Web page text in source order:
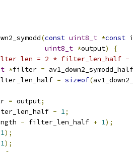
(const uint8_t *const
uint8_t *output)
{
len = 2 * filter_len_half -
*filter =
= sizeof(
= output;
- 1;
- filter_len_half + 1);
1);
1);